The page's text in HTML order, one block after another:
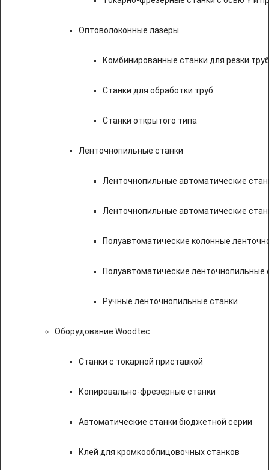
Оптоволоконные лазеры
Комбинированные станки для резки
Станки для обработки труб
Станки открытого типа
Ленточнопильные станки
Ленточнопильные автоматические
Ленточнопильные автоматические
Полуавтоматические колонные
Полуавтоматические ленточнопильные
Ручные ленточнопильные станки
Оборудование Woodtec
Станки с токарной приставкой
Копировально-фрезерные станки
Автоматические станки бюджетной серии
Клей для кромкооблицовочных станков